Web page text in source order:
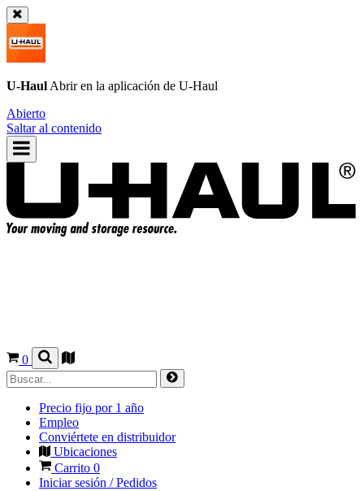
U-Haul Abrir en la aplicación de U-Haul
Abierto
Saltar al contenido
0
Precio fijo por 1 año
Empleo
Conviértete en distribuidor
Ubicaciones
Carrito 0
Iniciar sesión / Pedidos